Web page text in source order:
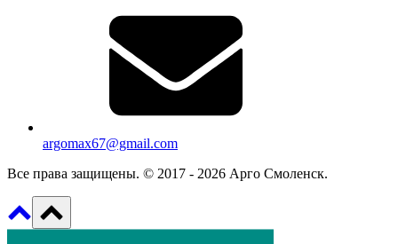
argomax67@gmail.com
Все права защищены. © 2017 - 2026 Арго Смоленск.